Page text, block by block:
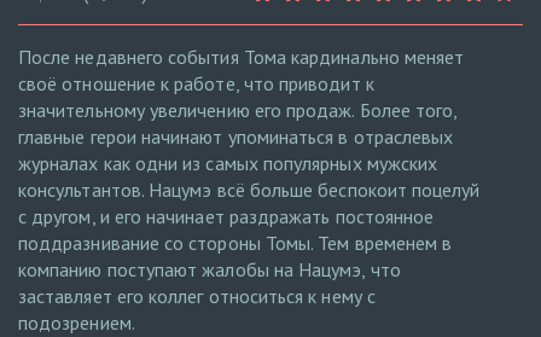
После недавнего события Тома кардинально меняет
своё отношение к работе, что приводит к
значительному увеличению его продаж. Более того,
главные герои начинают упоминаться в отраслевых
журналах как одни из самых популярных мужских
консультантов. Нацумэ всё больше беспокоит поцелуй
с другом, и его начинает раздражать постоянное
поддразнивание со стороны Томы. Тем временем в
компанию поступают жалобы на Нацумэ, что
заставляет его коллег относиться к нему с
подозрением.